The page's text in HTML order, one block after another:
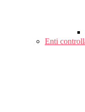
Enti